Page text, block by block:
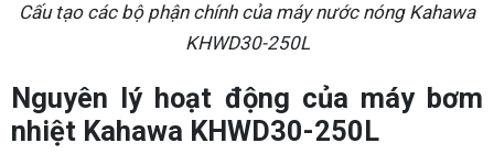
Cấu tạo các bộ phận chính của máy nước nóng Kahawa
KHWD30-250L
Nguyên lý hoạt động của máy bơm
nhiệt Kahawa KHWD30-250L